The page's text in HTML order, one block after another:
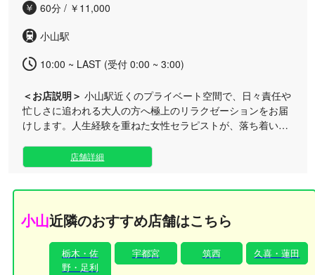
プライベート空間で、至福のサロンタイムを心ゆくまでお楽
60分 / ￥11,000
小山駅
10:00 ~ LAST (受付 0:00 ~ 3:00)
＜お店説明＞ 小山駅近くのプライベート空間で、日々責任や
忙しさに追われる大人の方へ極上のリラクゼーションをお届
けします。人生経験を重ねた女性セラピストが、落ち着いた
す。（103文字） 当店では、豊富な経験を持つ30代〜50代の
女性セラピストが勢いだけではない細やかな気配りとおもて
ト。完全プライベートなマンション型ルームのため、人目を
気にせずゆったりとお過ごしいただけます。お仕事帰りや一
日の疲れを癒したい特別な時間帯に、洗練された大人の癒や
やぎの空間へぜひお越しください。
店舗詳細
小山近隣のおすすめ店舗はこちら
栃木・佐
野・足利
宇都宮 筑西 久喜・蓮田